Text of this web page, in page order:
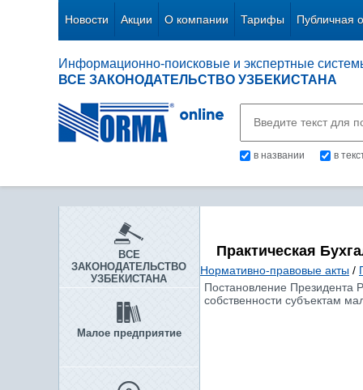
Новости Акции О компании Тарифы Публичная
Информационно-поисковые и экспертные
ВСЕ ЗАКОНОДАТЕЛЬСТВО УЗБЕКИСТАНА
в названии в
ВСЕ
ЗАКОНОДАТЕЛЬСТВО
УЗБЕКИСТАНА
Малое предприятие
Практическая
Нормативно-правовые акты /
Постановление Президента
собственности субъектам